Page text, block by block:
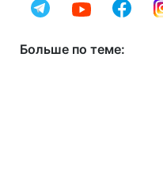
Больше по теме: